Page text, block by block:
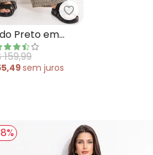
em AlfaiatariaQuintess - Calça
Preto em
159,99
sem juros